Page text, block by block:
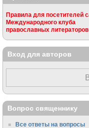
Правила для посетителей
Международного клуба
православных
Вход для авторов
Вопрос священнику
Все ответы на вопросы